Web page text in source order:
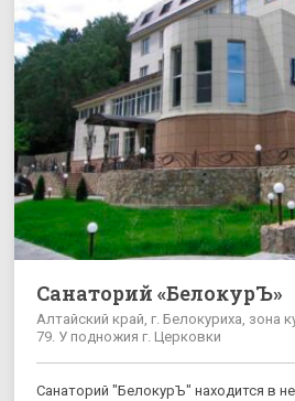
Санаторий «БелокурЪ»
Алтайский край, г. Белокуриха, зона
79. У подножия г. Церковки
Санаторий "БелокурЪ" находится в